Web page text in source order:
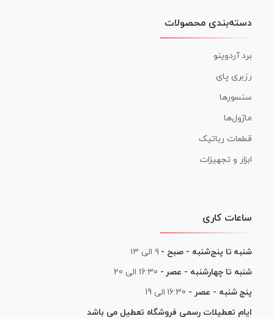
دسته‌بندی محصولات
برد آردوینو
رزبری پای
سنسورها
ماژول‌ها
قطعات رباتیک
ابزار و تجهیزات
ساعات کاری
شنبه تا پنج‌شنبه - صبح - ۹ الی ۱۳
شنبه تا چهارشنبه - عصر - 16:30 الی 20
پنج شنبه - عصر - 16:30 الی 19
ایام تعطیلات رسمی فروشگاه تعطیل می باشد